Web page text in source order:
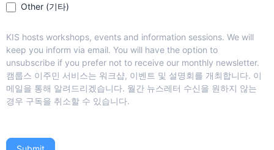
Other (기타)
KIS hosts workshops, events and information sessions. We will
keep you inform via email. You will have the option to
unsubscribe if you prefer not to receive our monthly newsletter.
캠룹스 이주민 서비스는 워크샵, 이벤트 및 설명회를 개최합니다. 이
메일을 통해 알려드리겠습니다. 월간 뉴스레터 수신을 원하지 않는
경우 구독을 취소할 수 있습니다.